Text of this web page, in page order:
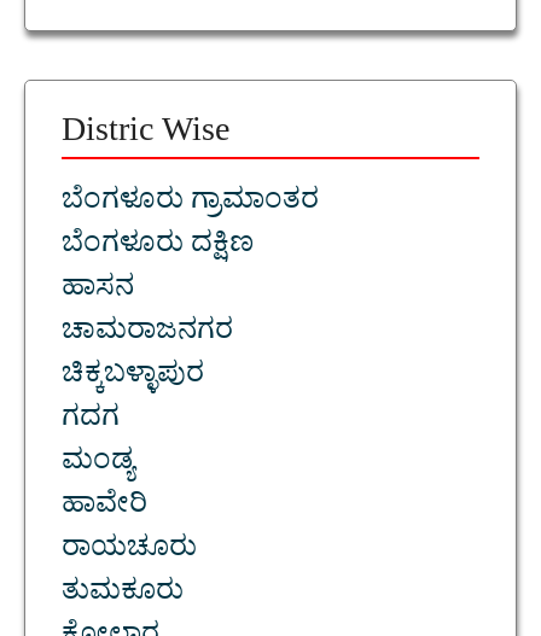
Distric Wise
ಬೆಂಗಳೂರು ಗ್ರಾಮಾಂತರ
ಬೆಂಗಳೂರು ದಕ್ಷಿಣ
ಹಾಸನ
ಚಾಮರಾಜನಗರ
ಚಿಕ್ಕಬಳ್ಳಾಪುರ
ಗದಗ
ಮಂಡ್ಯ
ಹಾವೇರಿ
ರಾಯಚೂರು
ತುಮಕೂರು